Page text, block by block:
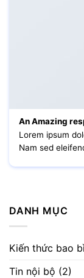
An Amazing
Lorem ipsum
Nam sed
DANH MỤC
Kiến thức bao bì
Tin nội bộ (2)